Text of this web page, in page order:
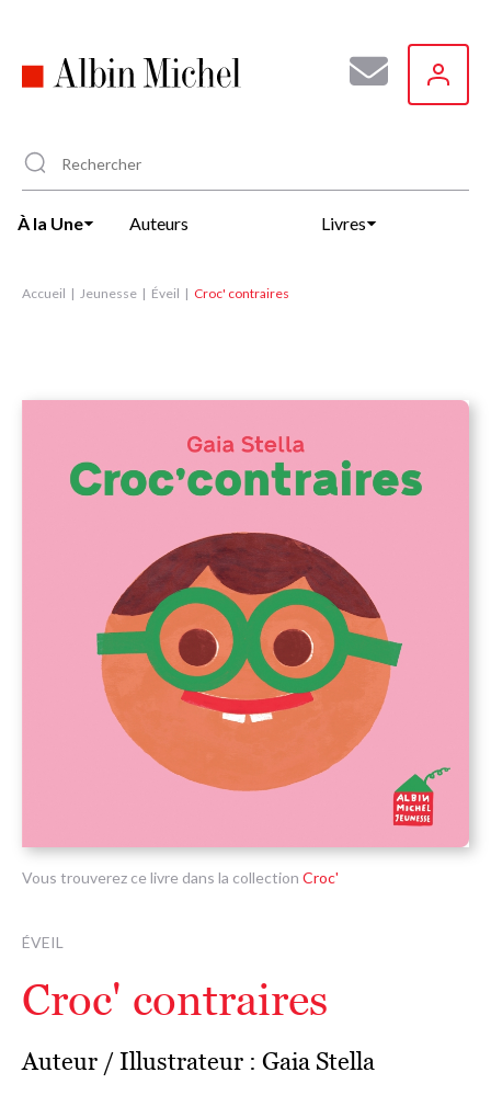
principal
À la Une Auteurs Livres
Accueil Jeunesse Éveil Croc' contraires
Vous trouverez ce livre dans la collection Croc'
ÉVEIL
Croc' contraires
Auteur / Illustrateur : Gaia Stella